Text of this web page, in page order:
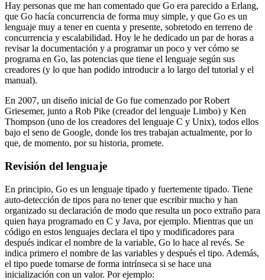
Hay personas que me han comentado que Go era parecido a Erlang,
que Go hacía concurrencia de forma muy simple, y que Go es un
lenguaje muy a tener en cuenta y presente, sobretodo en terreno de
concurrencia y escalabilidad. Hoy le he dedicado un par de horas a
revisar la documentación y a programar un poco y ver cómo se
programa en Go, las potencias que tiene el lenguaje según sus
creadores (y lo que han podido introducir a lo largo del tutorial y el
manual).
En 2007, un diseño inicial de Go fue comenzado por Robert
Griesemer, junto a Rob Pike (creador del lenguaje Limbo) y Ken
Thompson (uno de los creadores del lenguaje C y Unix), todos ellos
bajo el seno de Google, donde los tres trabajan actualmente, por lo
que, de momento, por su historia, promete.
Revisión del lenguaje
En principio, Go es un lenguaje tipado y fuertemente tipado. Tiene
auto-detección de tipos para no tener que escribir mucho y han
organizado su declaración de modo que resulta un poco extraño para
quien haya programado en C y Java, por ejemplo. Mientras que un
código en estos lenguajes declara el tipo y modificadores para
después indicar el nombre de la variable, Go lo hace al revés. Se
indica primero el nombre de las variables y después el tipo. Además,
el tipo puede tomarse de forma intrínseca si se hace una
inicialización con un valor. Por ejemplo: